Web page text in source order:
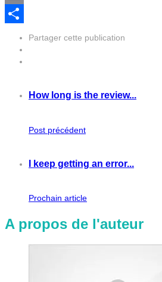
Email
PartagerPartager cette publication
How long is the review...
Post précédent
I keep getting an error...
Prochain article
A propos de l'auteur